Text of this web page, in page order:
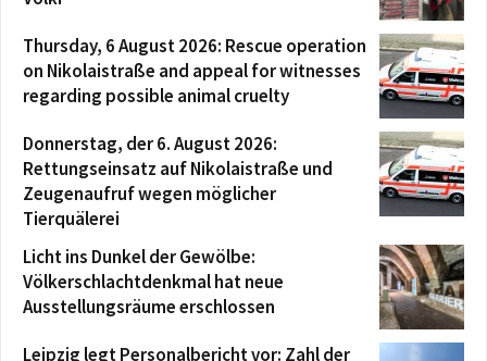
Thursday, 6 August 2026: Rescue operation
on Nikolaistraße and appeal for witnesses
regarding possible animal cruelty
Donnerstag, der 6. August 2026:
Rettungseinsatz auf Nikolaistraße und
Zeugenaufruf wegen möglicher
Tierquälerei
Licht ins Dunkel der Gewölbe:
Völkerschlachtdenkmal hat neue
Ausstellungsräume erschlossen
Leipzig legt Personalbericht vor: Zahl der